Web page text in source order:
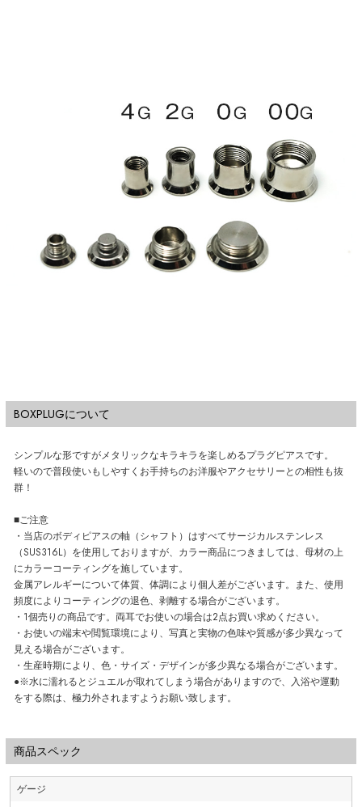
BOXPLUGについて
シンプルな形ですがメタリックなキラキラを楽しめるプラグピアスです。
軽いので普段使いもしやすくお手持ちのお洋服やアクセサリーとの相性も抜
群！
■ご注意
・当店のボディピアスの軸（シャフト）はすべてサージカルステンレス
（SUS316L）を使用しておりますが、カラー商品につきましては、母材の上
にカラーコーティングを施しています。
金属アレルギーについて体質、体調により個人差がございます。また、使用
頻度によりコーティングの退色、剥離する場合がございます。
・1個売りの商品です。両耳でお使いの場合は2点お買い求めください。
・お使いの端末や閲覧環境により、写真と実物の色味や質感が多少異なって
見える場合がございます。
・生産時期により、色・サイズ・デザインが多少異なる場合がございます。
●※水に濡れるとジュエルが取れてしまう場合がありますので、入浴や運動
をする際は、極力外されますようお願い致します。
商品スペック
ゲージ